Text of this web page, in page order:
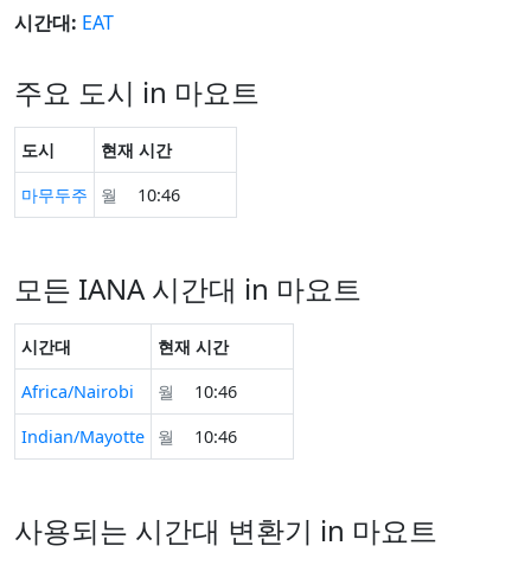
시간대: EAT
주요 도시 in 마요트
도시
현재 시간
마무두주
월 10:46
모든 IANA 시간대 in 마요트
시간대
현재 시간
Africa/Nairobi
월
10:46
Indian/Mayotte
월 10:46
사용되는 시간대 변환기 in 마요트